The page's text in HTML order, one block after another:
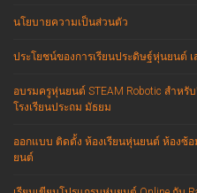
นโยบายความเป็นส่วนตัว
ประโยชน์ของการเรียนประดิษฐ์หุ่นยนต์ เ
อบรมครูหุ่นยนต์ STEAM Robotic สำห
โรงเรียนประถม มัธยม
ออกแบบ ติดตั้ง ห้องเรียนหุ่นยนต์ ห้องซ้
ยนต์